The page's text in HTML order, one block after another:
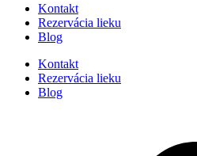
Kontakt
Rezervácia lieku
Blog
Kontakt
Rezervácia lieku
Blog